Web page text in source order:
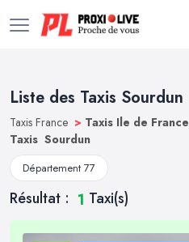
Liste des Taxis Sourdun
Taxis France > Taxis Ile de France
Taxis Sourdun
Département 77
Résultat : 1 Taxi(s)